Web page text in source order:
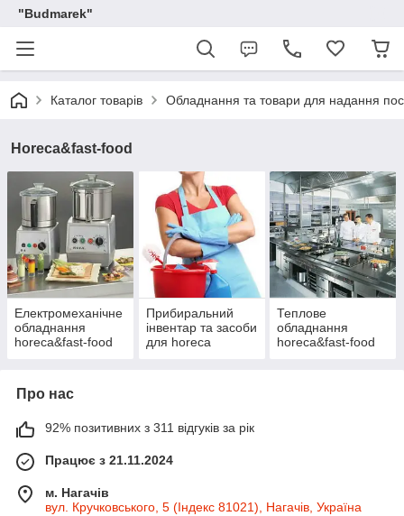
"Budmarek"
Каталог товарів Обладнання та товари для надання
Horeca&fast-food
Електромеханічне
обладнання
horeca&fast-food
Прибиральний
інвентар та засоби
для horeca
Теплове
обладнання
horeca&fast-food
Про нас
92% позитивних з 311 відгуків за рік
Працює з 21.11.2024
м. Нагачів
вул. Кручковського, 5 (Індекс 81021), Нагачів, Україна